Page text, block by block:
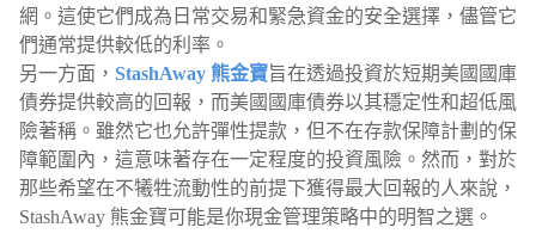
網。這使它們成為日常交易和緊急資金的安全選擇，儘管它
們通常提供較低的利率。
另一方面， StashAway 熊金寶旨在透過投資於短期美國國庫
債券提供較高的回報，而美國國庫債券以其穩定性和超低風
險著稱。雖然它也允許彈性提款，但不在存款保障計劃的保
障範圍內，這意味著存在一定程度的投資風險。然而，對於
那些希望在不犧牲流動性的前提下獲得最大回報的人來說，
StashAway 熊金寶可能是你現金管理策略中的明智之選。